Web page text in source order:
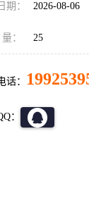
期： 2026-08-06
： 25
话：
：